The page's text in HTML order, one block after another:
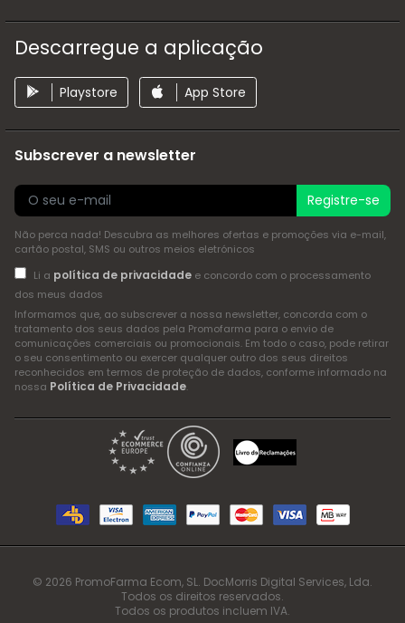
Descarregue a aplicação
Playstore App Store
Subscrever a newsletter
Registre-se
Não perca nada! Descubra as melhores ofertas e promoções via e-mail,
cartão postal, SMS ou outros meios eletrónicos
Li a política de privacidadee concordo com o processamento
dos meus dados
Informamos que, ao subscrever a nossa newsletter, concorda com o
tratamento dos seus dados pela Promofarma para o envio de
comunicações comerciais ou promocionais. Em todo o caso, pode retirar
o seu consentimento ou exercer qualquer outro dos seus direitos
reconhecidos em termos de proteção de dados, conforme informado na
nossa Política de Privacidade.
© 2026 PromoFarma Ecom, SL. DocMorris Digital Services, Lda.
Todos os direitos reservados.
Todos os produtos incluem IVA.